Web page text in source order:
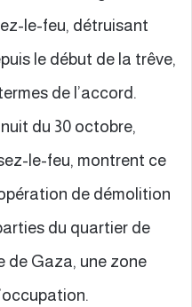
le-feu, détruisant
le début de la trêve,
de l’accord.
du 30 octobre,
le-feu, montrent ce
de démolition
du quartier de
de Gaza, une zone